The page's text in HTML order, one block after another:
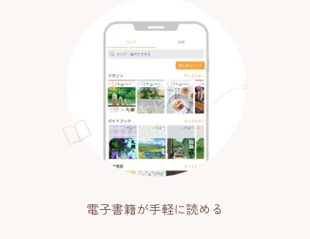
電子書籍が手軽に読める